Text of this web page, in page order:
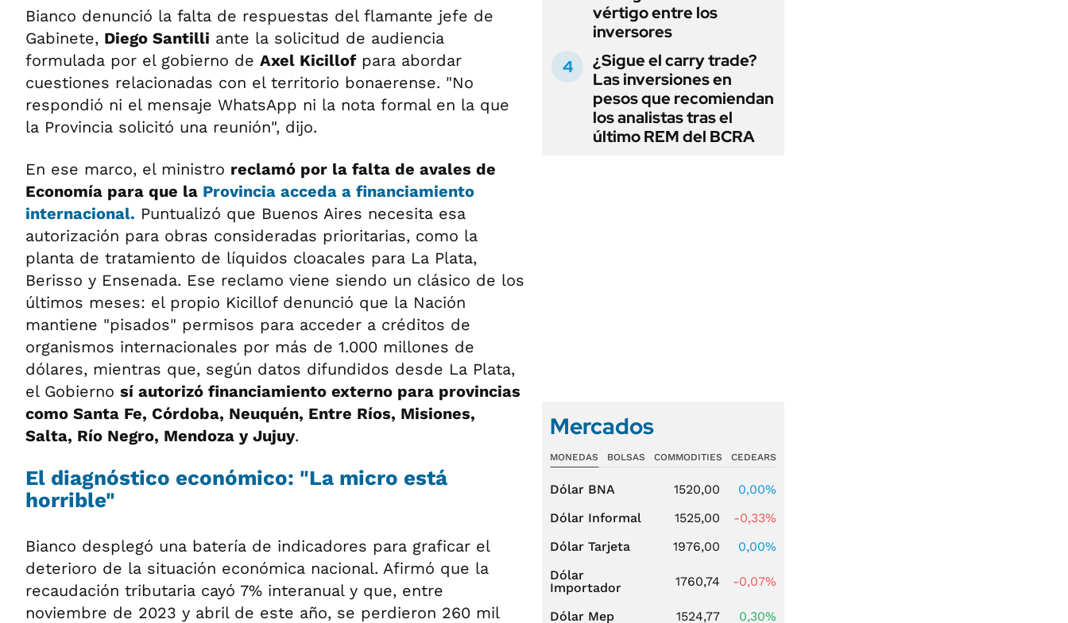
Bianco denunció la falta de respuestas del flamante jefe de
Gabinete, Diego Santilli ante la solicitud de audiencia
formulada por el gobierno de Axel Kicillofpara abordar
cuestiones relacionadas con el territorio bonaerense. "No
respondió ni el mensaje WhatsApp ni la nota formal en la que
la Provincia solicitó una reunión", dijo.
En ese marco, el ministro reclamó por la falta de avales de
Economía para que la Provincia acceda a financiamiento
internacional. Puntualizó que Buenos Aires necesita esa
autorización para obras consideradas prioritarias, como la
planta de tratamiento de líquidos cloacales para La Plata,
Berisso y Ensenada. Ese reclamo viene siendo un clásico de los
últimos meses: el propio Kicillof denunció que la Nación
mantiene "pisados" permisos para acceder a créditos de
organismos internacionales por más de 1.000 millones de
dólares, mientras que, según datos difundidos desde La Plata,
el Gobierno sí autorizó financiamiento externo para provincias
como Santa Fe, Córdoba, Neuquén, Entre Ríos, Misiones,
Salta, Río Negro, Mendoza y Jujuy.
El diagnóstico económico: "La micro está
horrible"
Bianco desplegó una batería de indicadores para graficar el
deterioro de la situación económica nacional. Afirmó que la
recaudación tributaria cayó 7% interanual y que, entre
noviembre de 2023 y abril de este año, se perdieron 260 mil
vértigo entre los
inversores
¿Sigue el carry trade?
Las inversiones en
pesos que recomiendan
los analistas tras el
último REM del BCRA
Mercados
MONEDAS BOLSAS COMMODITIES CEDEARS
Dólar BNA 1520,00
0,00%
Dólar Informal
1525,00
-0,33%
Dólar Tarjeta
1976,00
0,00%
Dólar
Importador
1760,74 -0,07%
Dólar Mep 1524,77
0,30%